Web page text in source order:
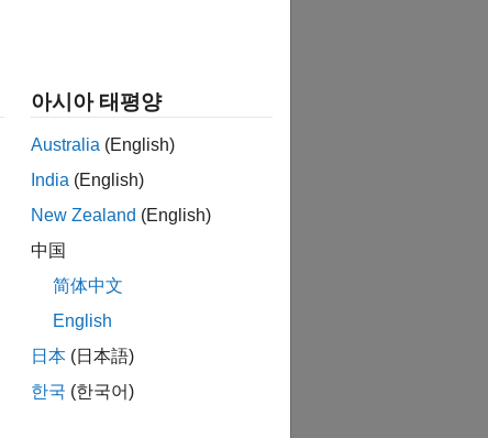
아시아 태평양
Australia (English)
India (English)
New Zealand (English)
中国
简体中文
English
日本 (日本語)
한국 (한국어)